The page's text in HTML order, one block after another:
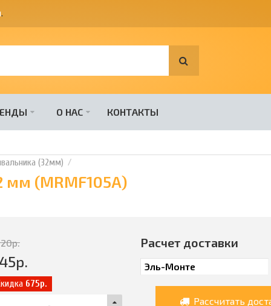
.
О НАС КОНТАКТЫ
(32мм)
мм (MRMF105A)
р.
р.
675р.
Расчет доставки
Рассчитать